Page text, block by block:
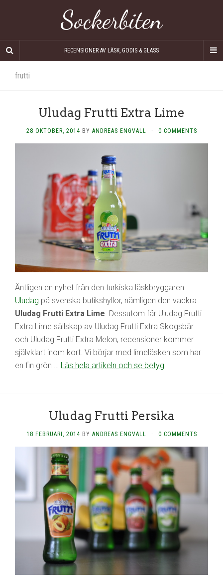
Sockerbiten
RECENSIONER AV LÄSK, GODIS & GLASS
frutti
Uludag Frutti Extra Lime
28 OKTOBER, 2014 BY ANDREAS ENGVALL · 0 COMMENTS
Äntligen en nyhet från den turkiska läskbryggaren
Uludag på svenska butikshyllor, nämligen den vackra
Uludag Frutti Extra Lime . Dessutom får Uludag Frutti
Extra Lime sällskap av Uludag Frutti Extra Skogsbär
och Uludag Frutti Extra Melon, recensioner kommer
självklart inom kort. Vi börjar med limeläsken som har
en fin grön … Läs hela artikeln och se betyg
Uludag Frutti Persika
18 FEBRUARI, 2014 BY ANDREAS ENGVALL · 0 COMMENTS